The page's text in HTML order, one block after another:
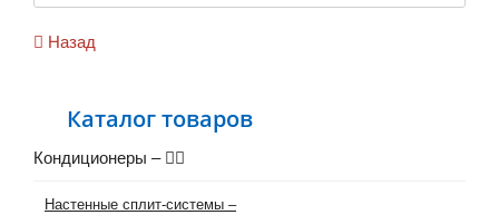
Каталог товаров
Кондиционеры –
Настенные сплит-системы –
Назад